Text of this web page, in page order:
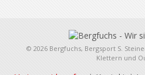
© 2026 Bergfuchs, Bergsport S.
Klettern und